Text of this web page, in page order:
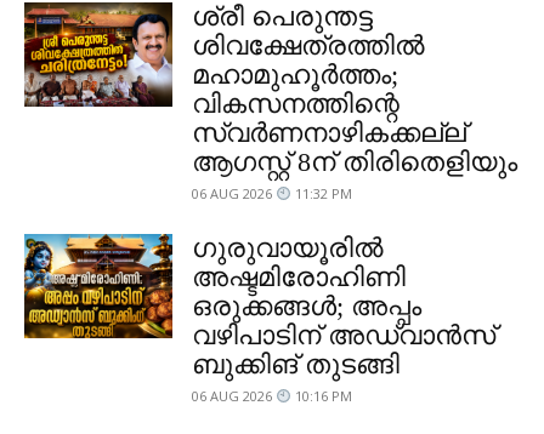
ശ്രീ പെരുന്തട്ട
ശിവക്ഷേത്രത്തിൽ
മഹാമുഹൂർത്തം;
വികസനത്തിന്റെ
സ്വർണനാഴികക്കല്ല്
ആഗസ്റ്റ് 8ന് തിരിതെളിയും
06 AUG 2026 11:32 PM
ഗുരുവായൂരിൽ
അഷ്ടമിരോഹിണി
ഒരുക്കങ്ങൾ; അപ്പം
വഴിപാടിന് അഡ്വാൻസ്
ബുക്കിങ് തുടങ്ങി
06 AUG 2026 10:16 PM